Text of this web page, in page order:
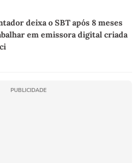
deixa o SBT após 8 meses
em emissora digital criada
PUBLICIDADE